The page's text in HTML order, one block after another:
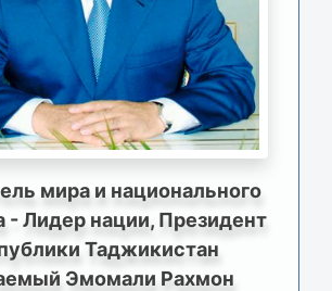
мира и национального
- Лидер нации, Президент
Таджикистан
Эмомали Рахмон